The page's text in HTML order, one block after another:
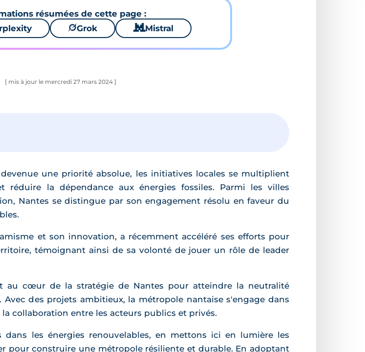
résumées de cette page :
🪐Grok 🐱 Mistral
[ mis à jour le mercredi 27 mars 2024 ]
une priorité absolue, les initiatives locales se multiplient
la dépendance aux énergies fossiles. Parmi les villes
Nantes se distingue par son engagement résolu en faveur du
et son innovation, a récemment accéléré ses efforts pour
témoignant ainsi de sa volonté de jouer un rôle de leader
au cœur de la stratégie de Nantes pour atteindre la neutralité
des projets ambitieux, la métropole nantaise s'engage dans
collaboration entre les acteurs publics et privés.
les énergies renouvelables, en mettons ici en lumière les
pour construire une métropole résiliente et durable. En adoptant